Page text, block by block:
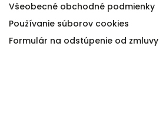
Všeobecné obchodné podmienky
Používanie súborov cookies
Formulár na odstúpenie od zmluvy